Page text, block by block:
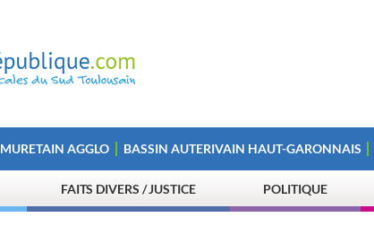
MURETAIN AGGLO BASSIN AUTERIVAIN HAUT-GARONNAIS
FAITS DIVERS / JUSTICE POLITIQUE